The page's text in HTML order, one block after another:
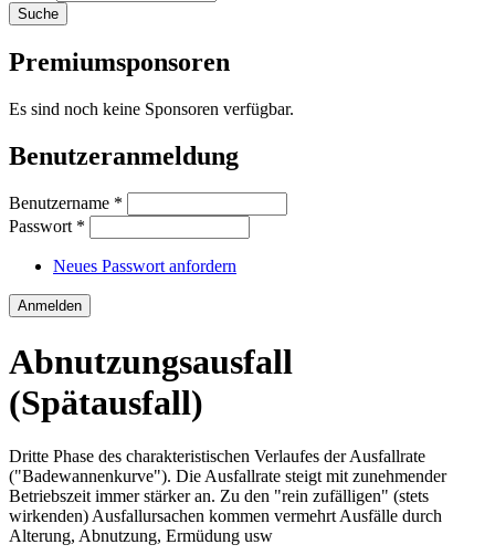
Premiumsponsoren
Es sind noch keine Sponsoren verfügbar.
Benutzeranmeldung
Benutzername *
Passwort *
Neues Passwort anfordern
Abnutzungsausfall
(Spätausfall)
Dritte Phase des charakteristischen Verlaufes der Ausfallrate
("Badewannenkurve"). Die Ausfallrate steigt mit zunehmender
Betriebszeit immer stärker an. Zu den "rein zufälligen" (stets
wirkenden) Ausfallursachen kommen vermehrt Ausfälle durch
Alterung, Abnutzung, Ermüdung usw